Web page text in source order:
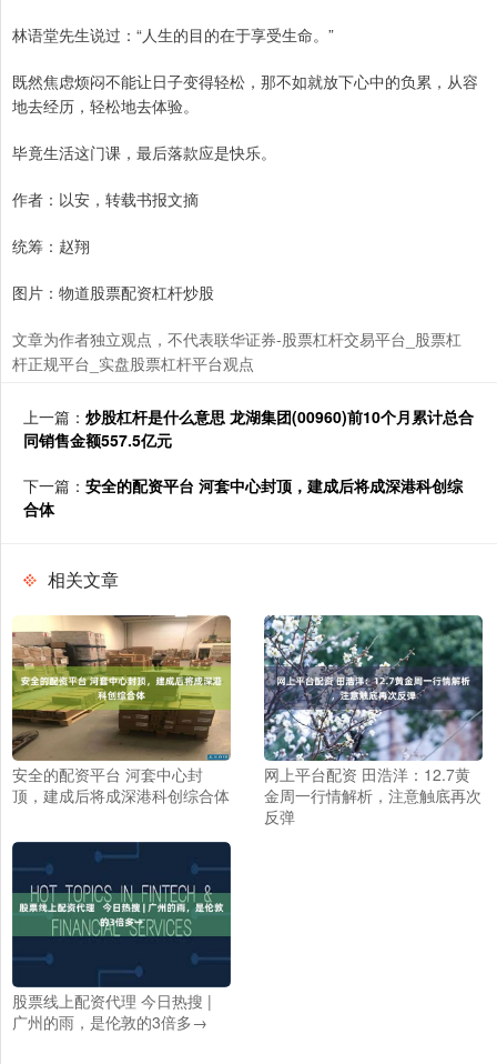
林语堂先生说过：“人生的目的在于享受生命。”
既然焦虑烦闷不能让日子变得轻松，那不如就放下心中的负累，从容
地去经历，轻松地去体验。
毕竟生活这门课，最后落款应是快乐。
作者：以安，转载书报文摘
统筹：赵翔
图片：物道股票配资杠杆炒股
文章为作者独立观点，不代表联华证券-股票杠杆交易平台_股票杠
杆正规平台_实盘股票杠杆平台观点
上一篇： 炒股杠杆是什么意思 龙湖集团(00960)前10个月累计总合
同销售金额557.5亿元
下一篇： 安全的配资平台 河套中心封顶，建成后将成深港科创综
合体
相关文章
安全的配资平台 河套中心封
顶，建成后将成深港科创综合体
网上平台配资 田浩洋：12.7黄
金周一行情解析，注意触底再次
反弹
股票线上配资代理 今日热搜 |
广州的雨，是伦敦的3倍多→